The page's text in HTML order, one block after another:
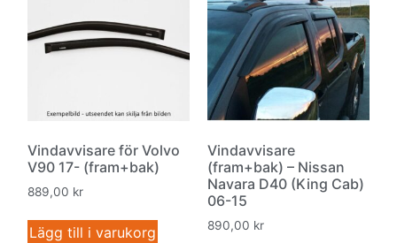
Vindavvisare för Volvo
V90 17- (fram+bak)
889,00 kr
Lägg till i varukorg
Vindavvisare
(fram+bak) – Nissan
Navara D40 (King Cab)
06-15
890,00 kr